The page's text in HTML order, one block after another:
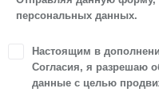
персональных данных.
1. Настоящим я даю
своих персональных
фамилии, контактных
персональных данных.
Настоящим в
Согласия, я разрешаю
данные с целью